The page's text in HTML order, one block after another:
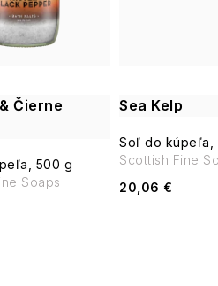
Čierne
500 g
Soaps
Sea Kelp
Soľ do kúpeľa,
20,06 €
Scottish Fine